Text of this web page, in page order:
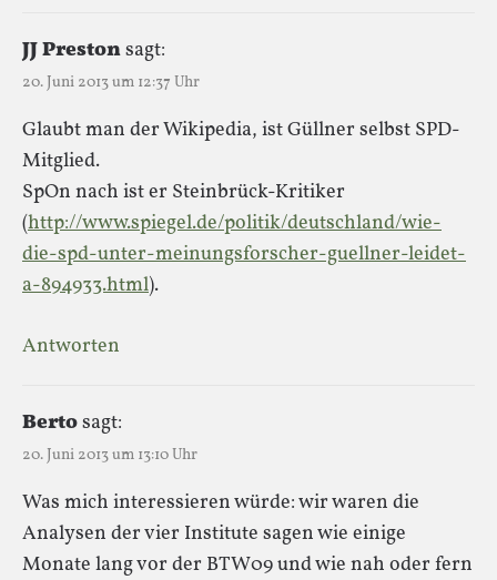
JJ Prestonsagt:
20. Juni 2013 um 12:37 Uhr
Glaubt man der Wikipedia, ist Güllner selbst SPD-
Mitglied.
SpOn nach ist er Steinbrück-Kritiker
(http://www.spiegel.de/politik/deutschland/wie-
die-spd-unter-meinungsforscher-guellner-leidet-
a-894933.html).
Antworten
Bertosagt:
20. Juni 2013 um 13:10 Uhr
Was mich interessieren würde: wir waren die
Analysen der vier Institute sagen wie einige
Monate lang vor der BTW09 und wie nah oder fern